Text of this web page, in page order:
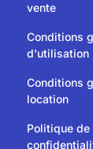
vente
Conditions
d'utilisation
Conditions
location
Politique de